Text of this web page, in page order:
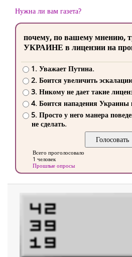
Нужна ли вам газета?
почему, по вашему мнению,
УКРАИНЕ в лицензии на
1. Уважает Путина.
2. Боится увеличить
3. Никому не дает такие
4. Боится нападения
5. Просто у него манера
не сделать.
Всего проголосовало
1 человек
Прошлые опросы